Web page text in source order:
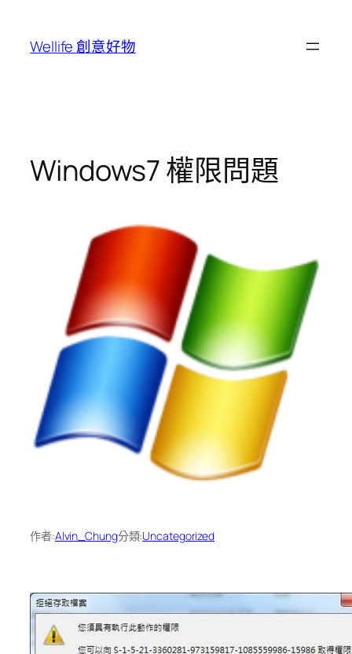
Wellife 創意好物
Windows7 權限問題
作者:Alvin_Chung分類:Uncategorized